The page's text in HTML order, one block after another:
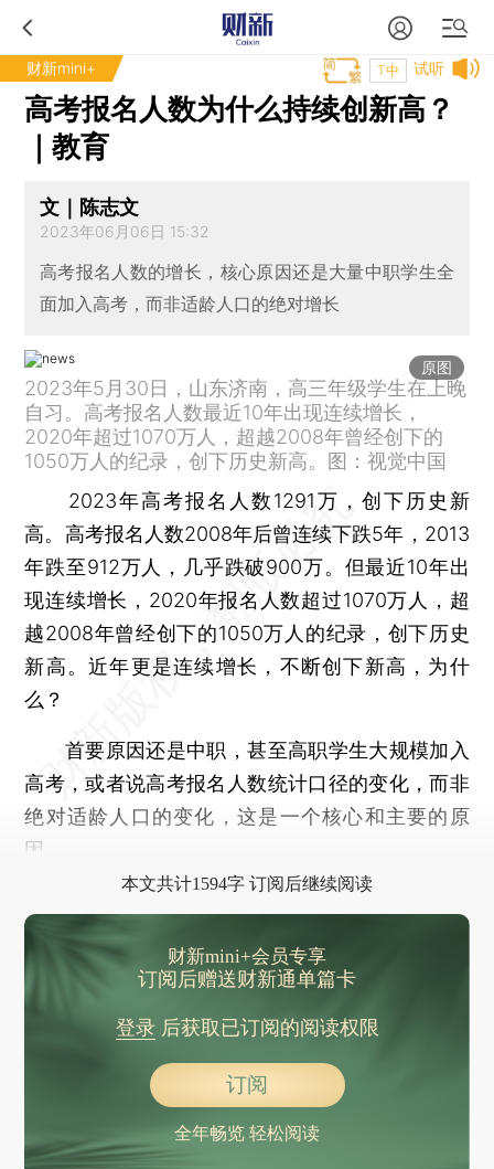
财新mini+ 试听
T中
高考报名人数为什么持续创新高？
｜教育
文｜陈志文
2023年06月06日 15:32
高考报名人数的增长，核心原因还是大量中职学生全
面加入高考，而非适龄人口的绝对增长
原图
2023年5月30日，山东济南，高三年级学生在上晚
自习。高考报名人数最近10年出现连续增长，
2020年超过1070万人，超越2008年曾经创下的
1050万人的纪录，创下历史新高。图：视觉中国
2023年高考报名人数1291万，创下历史新
高。高考报名人数2008年后曾连续下跌5年，2013
年跌至912万人，几乎跌破900万。但最近10年出
现连续增长，2020年报名人数超过1070万人，超
越2008年曾经创下的1050万人的纪录，创下历史
新高。近年更是连续增长，不断创下新高，为什
么？
首要原因还是中职，甚至高职学生大规模加入
高考，或者说高考报名人数统计口径的变化，而非
绝对适龄人口的变化，这是一个核心和主要的原
因。
本文共计1594字 订阅后继续阅读
财新mini+会员专享
订阅后赠送财新通单篇卡
登录后获取已订阅的阅读权限
订阅
全年畅览 轻松阅读